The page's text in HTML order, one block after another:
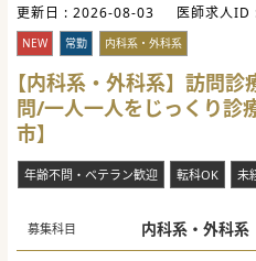
更新日 : 2026-08-03 医師求人ID
NEW 常勤 内科系・外科系
【内科系・外科系】訪問
問/一人一人をじっくり診
市】
年齢不問・ベテラン歓迎 転科OK 未
募集科目 内科系・外科系